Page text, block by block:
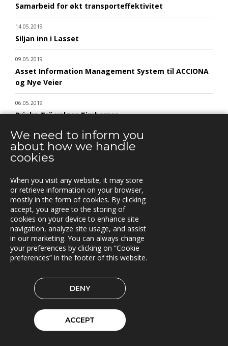
Samarbeid for økt transporteffektivitet
14.05.2019
Siljan inn i Lasset
09.05.2019
Asset Information Management System til ACCIONA
og Nye Veier
06.05.2019
Brinks Trä velger Timberpro
02.05.2019
Extrico og Mertiva investerer i Trionas aksje
Triona forbedrer fergetrafikken på Åland
23.04.2019
Fleetech overtas av Triona
08.04.2019
Ny versjon av Lasset
Samarbeidspartner med Drive Sweden
08.03.2019
Triona forsterkes av kvinnelige ledere
04.02.2019
We need to inform you
about how we handle
cookies
When you visit any website, it may store
or retrieve information on your browser,
mostly in the form of cookies. By clicking
accept, you agree to the storing of
cookies on your device to enhance site
navigation, analyze site usage, and assist
in our marketing. You can always change
your preferences by clicking on “Cookie
preferences” in the footer of this website.
DENY
ACCEPT